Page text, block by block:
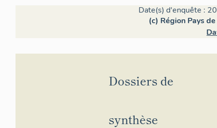
Date(s) d'enquête :
(c) Région Pays
Dossiers de
synthèse